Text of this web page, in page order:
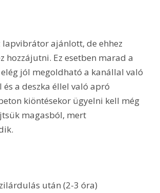
ajánlott, de ehhez
hozzájutni. Ez esetben marad a
jól megoldható a kanállal való
és a deszka éllel való apró
kiöntésekor ügyelni kell még
magasból, mert
után (2-3 óra)